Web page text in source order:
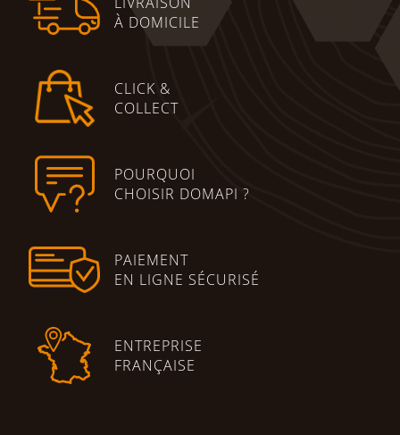
À DOMICILE
CLICK &
COLLECT
POURQUOI
CHOISIR DOMAPI ?
PAIEMENT
EN LIGNE SÉCURISÉ
ENTREPRISE
FRANÇAISE